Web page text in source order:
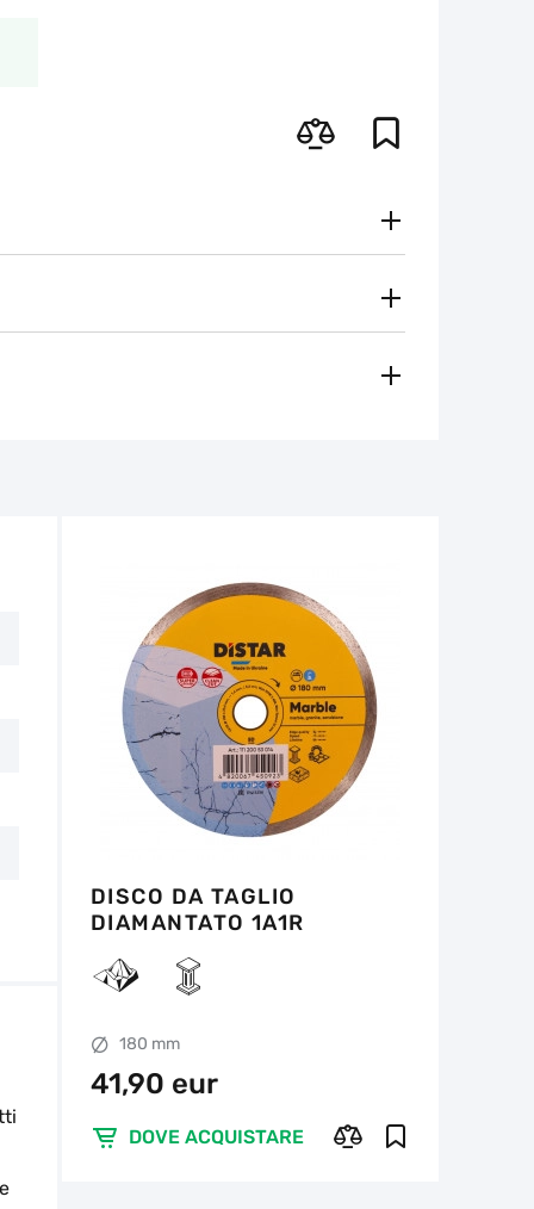
Secondo le tariffe del vettore
ci sono tracce d'uso.
DISCO DA TAGLIO
DIAMANTATO 1A1R
MARBLE
180 mm
41,90 eur
DOVE ACQUISTARE